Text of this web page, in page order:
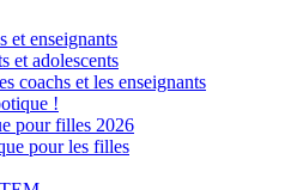
et enseignants
et adolescents
coachs et les enseignants
!
pour filles 2026
pour les filles